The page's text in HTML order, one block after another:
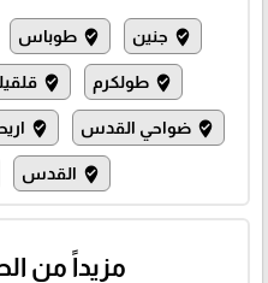
where_to_vote جنين where_to_vote طوباس
where_to_vote طولكرم where_to_vote
where_to_vote ضواحي القدس where_to_vote
where_to_vote القدس
مزيداً من